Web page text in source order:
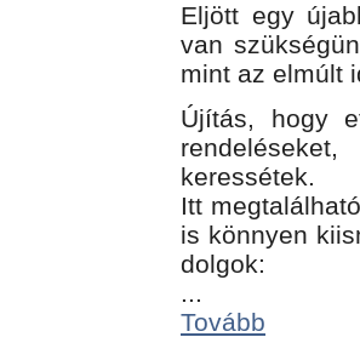
Eljött egy
van
mint az elmúlt
Újítás, hogy
keressétek.
Itt
is könnyen
dolgok:
...
Tovább